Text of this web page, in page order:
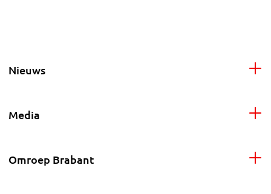
Nieuws
Media
Omroep Brabant